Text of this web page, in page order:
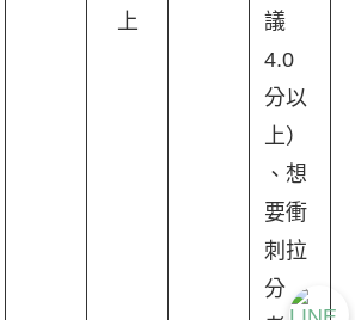
上
議
4.0
分以
上）
、想
要衝
刺拉
分